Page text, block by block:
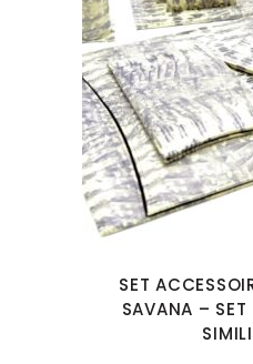
SET
SAVANA – SET